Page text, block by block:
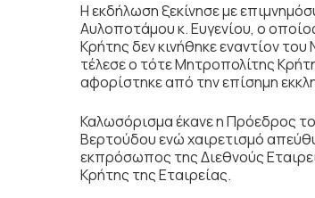
Η εκδήλωση ξεκίνησε με
Αυλοποτάμου κ. Ευγενίου, ο
Κρήτης δεν κινήθηκε εναντίον
τέλεσε ο τότε Μητροπολίτης
αφορίστηκε από την επίσημη
Καλωσόρισμα έκανε η Πρόεδρος
Βερτούδου ενώ χαιρετισμό
εκπρόσωπος της Διεθνούς
Κρήτης της Εταιρείας.